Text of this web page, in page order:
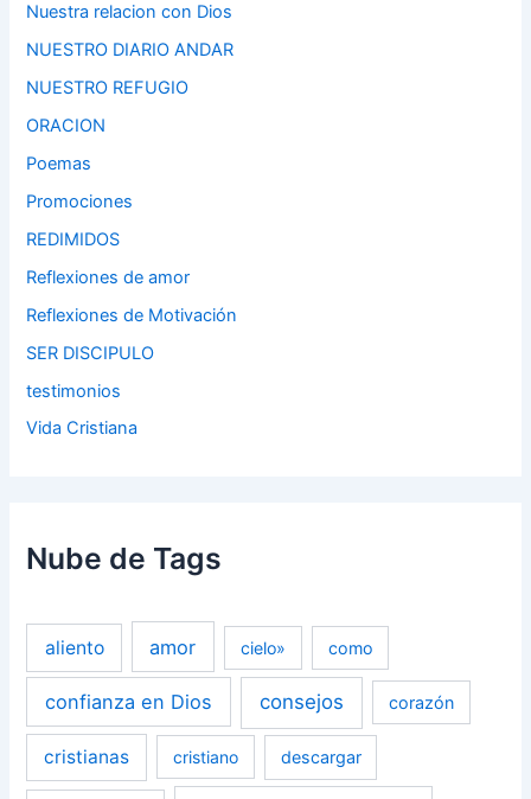
Nuestra relacion con Dios
NUESTRO DIARIO ANDAR
NUESTRO REFUGIO
ORACION
Poemas
Promociones
REDIMIDOS
Reflexiones de amor
Reflexiones de Motivación
SER DISCIPULO
testimonios
Vida Cristiana
Nube de Tags
aliento amor cielo» como
confianza en Dios consejos corazón
cristianas cristiano descargar